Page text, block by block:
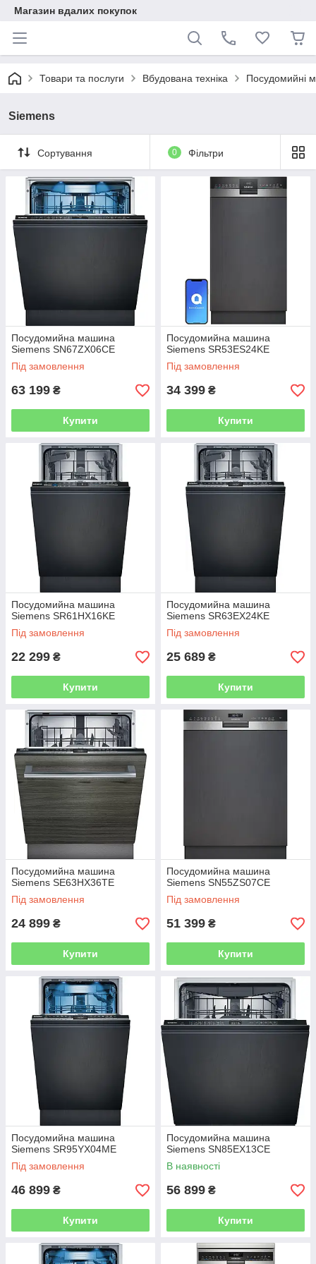
Магазин вдалих покупок
Товари та послуги Вбудована техніка Посудомийні
Siemens
Сортування 0 Фільтри
Посудомийна машина
Siemens SN67ZX06CE
Під замовлення
63 199 ₴
Купити
Посудомийна машина
Siemens SR53ES24KE
Під замовлення
34 399 ₴
Купити
Посудомийна машина
Siemens SR61HX16KE
Під замовлення
22 299 ₴
Купити
Посудомийна машина
Siemens SR63EX24KE
Під замовлення
25 689 ₴
Купити
Посудомийна машина
Siemens SE63HX36TE
Під замовлення
24 899 ₴
Купити
Посудомийна машина
Siemens SN55ZS07CE
Під замовлення
51 399 ₴
Купити
Посудомийна машина
Siemens SR95YX04ME
Під замовлення
46 899 ₴
Купити
Посудомийна машина
Siemens SN85EX13CE
В наявності
56 899 ₴
Купити